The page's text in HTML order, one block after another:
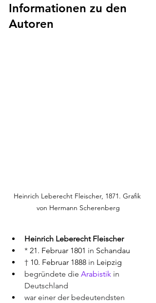
Informationen zu den
Autoren
Heinrich Leberecht Fleischer, 1871. Grafik
von Hermann Scherenberg
Heinrich Leberecht Fleischer
* 21. Februar 1801 in Schandau
† 10. Februar 1888 in Leipzig
begründete die Arabistik in
Deutschland
war einer der bedeutendsten